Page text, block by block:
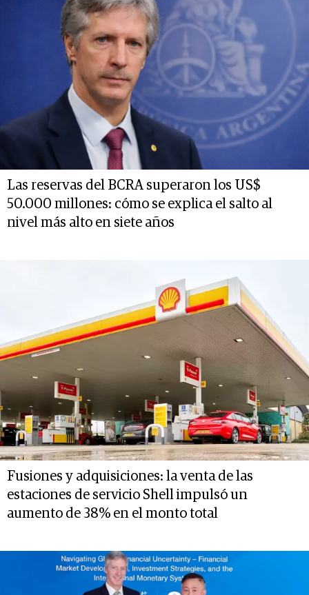
Las reservas del BCRA superaron los US$
50.000 millones: cómo se explica el salto al
nivel más alto en siete años
Fusiones y adquisiciones: la venta de las
estaciones de servicio Shell impulsó un
aumento de 38% en el monto total